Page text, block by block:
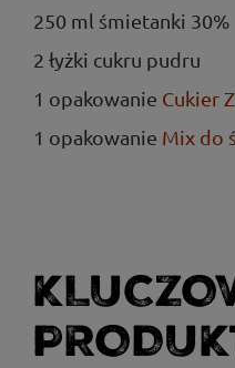
250 ml śmietanki 30%
2 łyżki cukru pudru
1 opakowanie Cukier
1 opakowanie Mix do